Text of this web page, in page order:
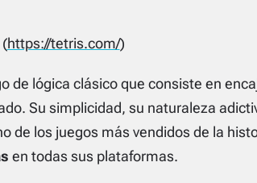
(https://tetris.com/)
de lógica clásico que consiste en
Su simplicidad, su naturaleza
de los juegos más vendidos de la
en todas sus plataformas.